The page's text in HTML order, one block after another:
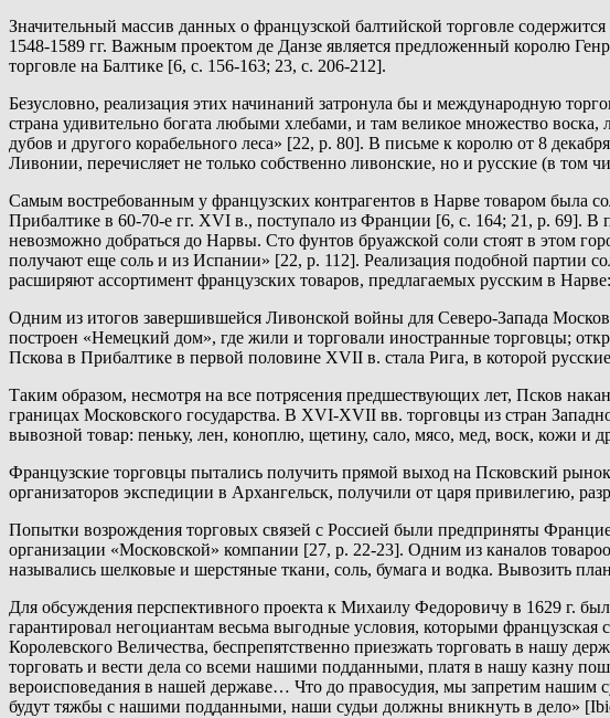
Значительный массив данных о французской балтийской торговле
1548-1589 гг. Важным проектом де Данзе является предложенный королю
торговле на Балтике [6, с. 156-163; 23, с. 206-212].
Безусловно, реализация этих начинаний затронула бы и международную
страна удивительно богата любыми хлебами, и там великое множество
дубов и другого корабельного леса» [22, p. 80]. В письме к королю от 8
Ливонии, перечисляет не только собственно ливонские, но и русские (в том
Самым востребованным у французских контрагентов в Нарве товаром была
Прибалтике в 60-70-е гг. XVI в., поступало из Франции [6, с. 164; 21, p. 69]. В
невозможно добраться до Нарвы. Сто фунтов бруажской соли стоят в этом
получают еще соль и из Испании» [22, p. 112]. Реализация подобной партии
расширяют ассортимент французских товаров, предлагаемых русским в
Одним из итогов завершившейся Ливонской войны для Северо-Запада
построен «Немецкий дом», где жили и торговали иностранные торговцы;
Пскова в Прибалтике в первой половине XVII в. стала Рига, в которой
Таким образом, несмотря на все потрясения предшествующих лет, Псков
границах Московского государства. В XVI-XVII вв. торговцы из стран
вывозной товар: пеньку, лен, коноплю, щетину, сало, мясо, мед, воск, кожи и
Французские торговцы пытались получить прямой выход на Псковский
организаторов экспедиции в Архангельск, получили от царя привилегию,
Попытки возрождения торговых связей с Россией были предприняты
организации «Московской» компании [27, p. 22-23]. Одним из каналов
назывались шелковые и шерстяные ткани, соль, бумага и водка. Вывозить
Для обсуждения перспективного проекта к Михаилу Федоровичу в 1629 г.
гарантировал негоциантам весьма выгодные условия, которыми
Королевского Величества, беспрепятственно приезжать торговать в нашу
торговать и вести дела со всеми нашими подданными, платя в нашу казну
вероисповедания в нашей державе… Что до правосудия, мы запретим нашим
будут тяжбы с нашими подданными, наши судьи должны вникнуть в дело»